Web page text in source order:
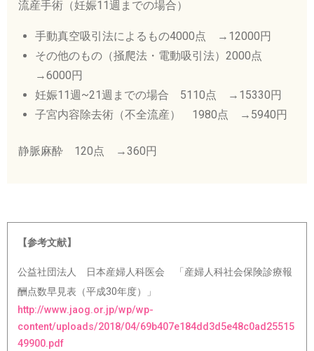
流産手術（妊娠11週までの場合）
手動真空吸引法によるもの4000点 →12000円
その他のもの（掻爬法・電動吸引法）2000点
→6000円
妊娠11週~21週までの場合 5110点 →15330円
子宮内容除去術（不全流産） 1980点 →5940円
静脈麻酔 120点 →360円
【参考文献】
公益社団法人 日本産婦人科医会 「産婦人科社会保険診療報
酬点数早見表（平成30年度）」
http://www.jaog.or.jp/wp/wp-
content/uploads/2018/04/69b407e184dd3d5e48c0ad25515
49900.pdf